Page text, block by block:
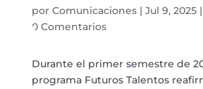
por Comunicaciones| Jul 9, 2025|
0 Comentarios
Durante el primer semestre de
programa Futuros Talentos